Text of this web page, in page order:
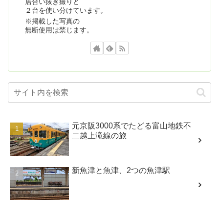
２台を使い分けています。
※掲載した写真の
無断使用は禁じます。
元京阪3000系でたどる富山地鉄不
二越上滝線の旅
新魚津と魚津、2つの魚津駅